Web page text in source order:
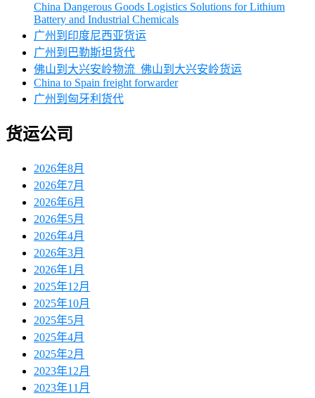
China Dangerous Goods Logistics Solutions for Lithium
Battery and Industrial Chemicals
广州到印度尼西亚货运
广州到巴勒斯坦货代
佛山到大兴安岭物流_佛山到大兴安岭货运
China to Spain freight forwarder
广州到匈牙利货代
货运公司
2026年8月
2026年7月
2026年6月
2026年5月
2026年4月
2026年3月
2026年1月
2025年12月
2025年10月
2025年5月
2025年4月
2025年2月
2023年12月
2023年11月